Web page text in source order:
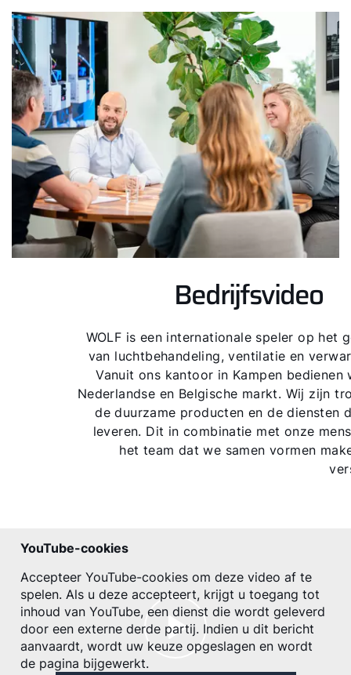
Bedrijfsvideo
WOLF is een internationale speler op het
van luchtbehandeling, ventilatie en
Vanuit ons kantoor in Kampen bedienen
Nederlandse en Belgische markt. Wij zijn
de duurzame producten en de diensten
leveren. Dit in combinatie met onze
het team dat we samen vormen
YouTube-cookies
Accepteer YouTube-cookies om deze video af te
spelen. Als u deze accepteert, krijgt u toegang tot
inhoud van YouTube, een dienst die wordt geleverd
door een externe derde partij. Indien u dit bericht
aanvaardt, wordt uw keuze opgeslagen en wordt
de pagina bijgewerkt.
Ook interessant?
Downloads
Service App